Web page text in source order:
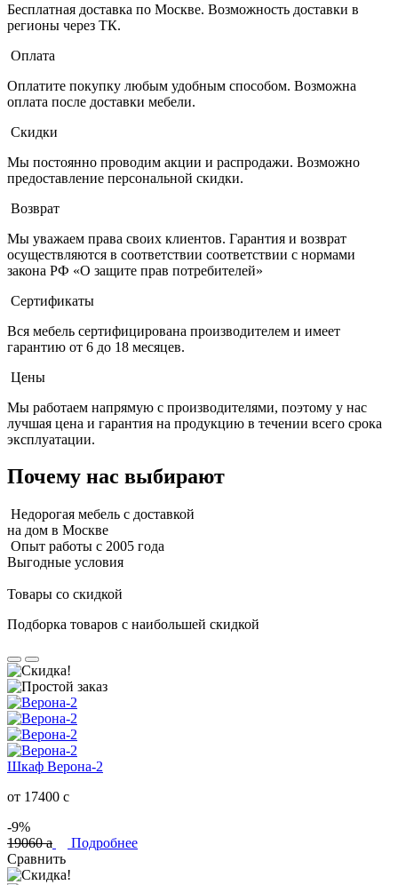
Бесплатная доставка по Москве. Возможность доставки в
регионы через ТК.
Оплата
Оплатите покупку любым удобным способом. Возможна
оплата после доставки мебели.
Скидки
Мы постоянно проводим акции и распродажи. Возможно
предоставление персональной скидки.
Возврат
Мы уважаем права своих клиентов. Гарантия и возврат
осуществляются в соответствии соответствии с нормами
закона РФ «О защите прав потребителей»
Сертификаты
Вся мебель сертифицирована производителем и имеет
гарантию от 6 до 18 месяцев.
Цены
Мы работаем напрямую с производителями, поэтому у нас
лучшая цена и гарантия на продукцию в течении всего срока
эксплуатации.
Почему нас выбирают
Недорогая мебель с доставкой
на дом в Москве
Опыт работы с 2005 года
Выгодные условия
Товары со скидкой
Подборка товаров с наибольшей скидкой
Шкаф Верона-2
от 17400 c
-9%
19060a
Подробнее
Сравнить